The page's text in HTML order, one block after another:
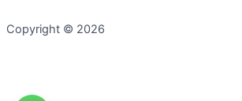
Copyright © 2026